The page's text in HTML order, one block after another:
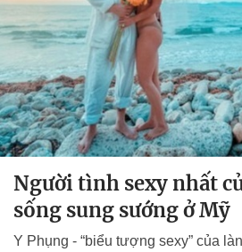
Người tình sexy nhất
sống sung sướng ở Mỹ
Y Phụng - “biểu tượng sexy” của